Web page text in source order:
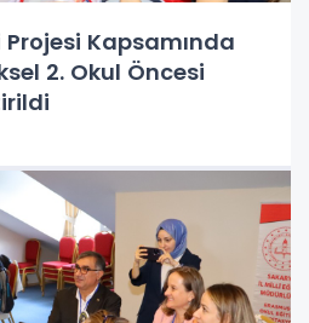
Kapsamında
2. Okul Öncesi